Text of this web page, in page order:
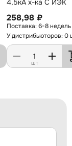
4,5кА х-ка С ИЭК
258,98 ₽
6-8 недель
У дистрибьюторов: 0
шт